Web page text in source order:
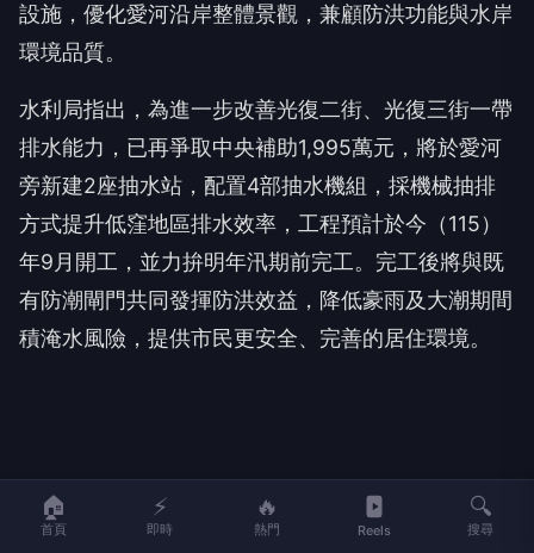
設施，優化愛河沿岸整體景觀，兼顧防洪功能與水岸
環境品質。
水利局指出，為進一步改善光復二街、光復三街一帶
排水能力，已再爭取中央補助1,995萬元，將於愛河
旁新建2座抽水站，配置4部抽水機組，採機械抽排
方式提升低窪地區排水效率，工程預計於今（115）
年9月開工，並力拚明年汛期前完工。完工後將與既
有防潮閘門共同發揮防洪效益，降低豪雨及大潮期間
積淹水風險，提供市民更安全、完善的居住環境。
伴侶和妳一起預防HPV，才有資格
說愛妳！
台灣癌症基金會
🏠
首頁
⚡
即時
🔥
熱門 Reels
🔍
搜尋